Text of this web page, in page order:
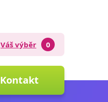
Váš výběr 0
Kontakt